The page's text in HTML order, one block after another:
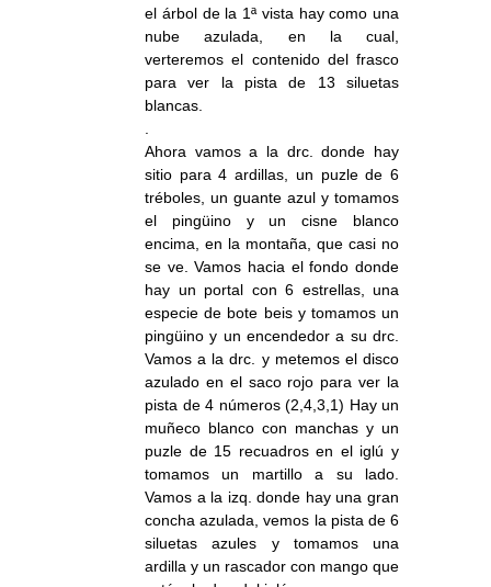
el árbol de la 1ª vista hay como una
nube azulada, en la cual,
verteremos el contenido del frasco
para ver la pista de 13 siluetas
blancas.
Ahora vamos a la drc. donde hay
sitio para 4 ardillas, un puzle de 6
tréboles, un guante azul y tomamos
el pingüino y un cisne blanco
encima, en la montaña, que casi no
se ve. Vamos hacia el fondo donde
hay un portal con 6 estrellas, una
especie de bote beis y tomamos un
pingüino y un encendedor a su drc.
Vamos a la drc. y metemos el disco
azulado en el saco rojo para ver la
pista de 4 números (2,4,3,1) Hay un
muñeco blanco con manchas y un
puzle de 15 recuadros en el iglú y
tomamos un martillo a su lado.
Vamos a la izq. donde hay una gran
concha azulada, vemos la pista de 6
siluetas azules y tomamos una
ardilla y un rascador con mango que